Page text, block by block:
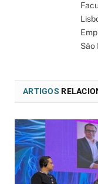
São
ARTIGOS